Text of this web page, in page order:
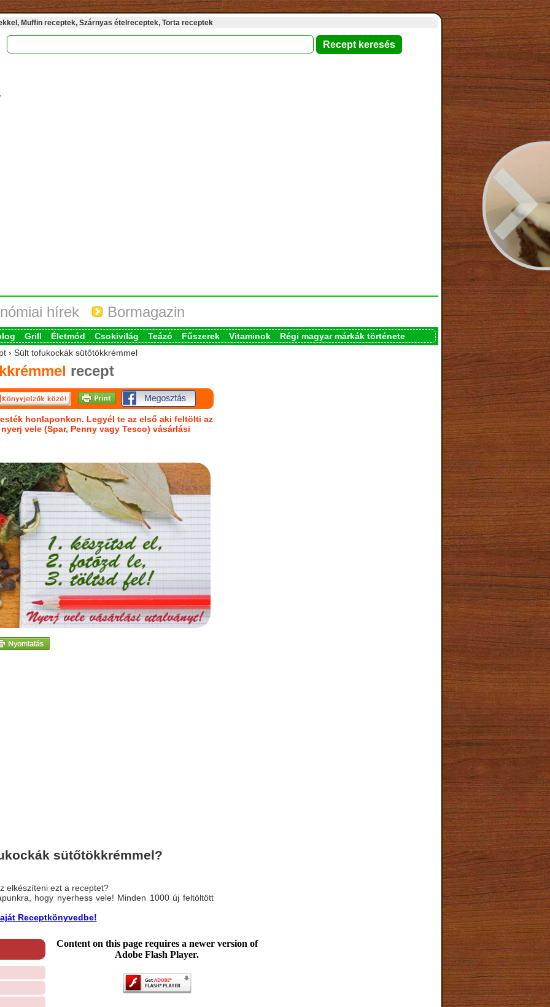
Muffin receptek, Szárnyas ételreceptek, Torta receptek
hírek Bormagazin
Grill Életmód Csokivilág Teázó Fűszerek Vitaminok
Régi magyar márkák története
› Sült tofukockák sütőtökkrémmel
recept
honlaponkon. Legyél te az első aki feltölti az
vele (Spar, Penny vagy Tesco) vásárlási
sütőtökkrémmel?
elkészíteni ezt a receptet?
hogy nyerhess vele! Minden 1000 új feltöltött
Receptkönyvedbe!
Content on this page requires a newer version of
Adobe Flash Player.